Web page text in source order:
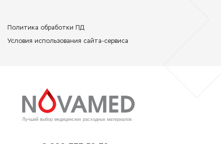
Лучший выбор медицинских расходных материалов
Политикa обработки ПД
Условия использования сайта-сервиса